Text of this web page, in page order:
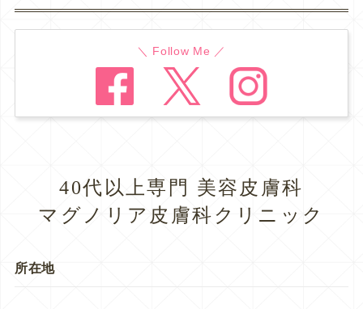
＼ Follow Me ／
40代以上専門 美容皮膚科
マグノリア皮膚科クリニック
所在地